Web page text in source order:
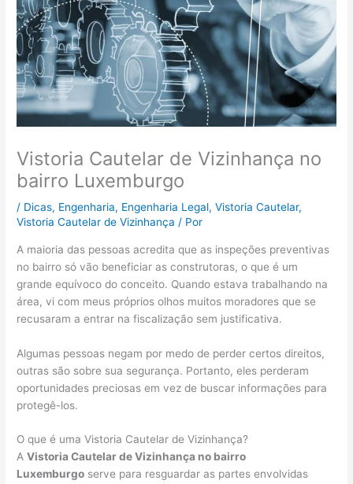
Vistoria Cautelar de Vizinhança no
bairro Luxemburgo
/ Dicas, Engenharia, Engenharia Legal,Vistoria Cautelar,
Vistoria Cautelar de Vizinhança / Por
A maioria das pessoas acredita que as inspeções preventivas
no bairro só vão beneficiar as construtoras, o que é um
grande equívoco do conceito. Quando estava trabalhando na
área, vi com meus próprios olhos muitos moradores que se
recusaram a entrar na fiscalização sem justificativa.
Algumas pessoas negam por medo de perder certos direitos,
outras são sobre sua segurança. Portanto, eles perderam
oportunidades preciosas em vez de buscar informações para
protegê-los.
O que é uma Vistoria Cautelar de Vizinhança?
AVistoria Cautelar de Vizinhança no bairro
Luxemburgo serve para resguardar as partes envolvidas